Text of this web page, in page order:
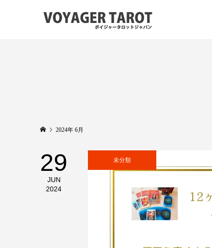
2024年 6月
29
JUN
2024
未分類